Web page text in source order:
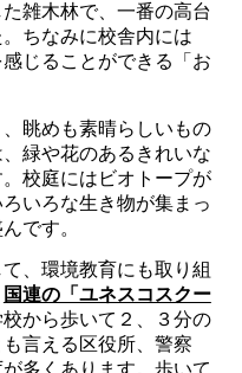
雑木林で、一番の高台
。ちなみに校舎内には
じることができる「お
眺めも素晴らしいもの
緑や花のあるきれいな
校庭にはビオトープが
いろな生き物が集まっ
です。
、環境教育にも取り組
国連の「ユネスコスクー
から歩いて２、３分の
言える区役所、警察